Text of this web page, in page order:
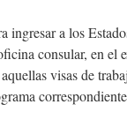
ingresar a los
consular, en
visas de